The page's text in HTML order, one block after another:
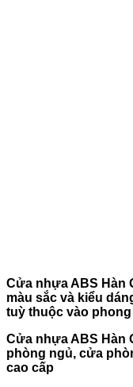
Cửa nhựa ABS Hàn
màu sắc và kiểu
tuỳ thuộc vào
Cửa nhựa ABS Hàn
phòng ngủ, cửa
cao cấp